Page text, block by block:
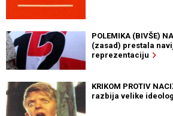
POLEMIKA (BIVŠE)
(zasad) prestala
reprezentaciju
KRIKOM PROTIV
razbija velike